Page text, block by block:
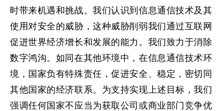
时带来机遇和挑战。我们认识到信息通信技术及其
使用对安全的威胁，这种威胁削弱我们通过互联网
促进世界经济增长和发展的能力。我们致力于消除
数字鸿沟。如同在其他环境中，在信息通信技术环
境，国家负有特殊责任，促进安全、稳定，密切同
其他国家的经济联系。为支持实现上述目标，我们
强调任何国家不应当为获取公司或商业部门竞争优